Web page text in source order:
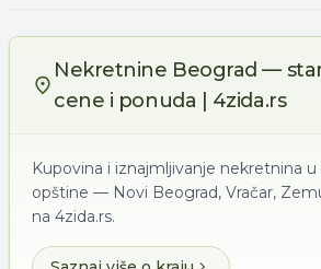
Nekretnine Beograd —
cene i ponuda | 4zida.rs
Kupovina i iznajmljivanje nekretnina
opštine — Novi Beograd, Vračar,
na 4zida.rs.